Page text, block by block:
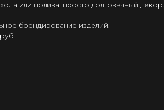
или полива, просто долговечный декор.
брендирование изделий.